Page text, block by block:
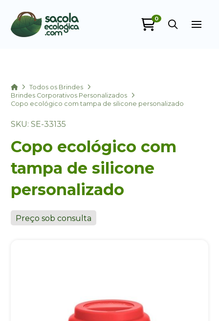
0
HomeTodos os Brindes
Brindes Corporativos Personalizados
Copo ecológico com tampa de silicone personalizado
SKU: SE-33135
Copo ecológico com
tampa de silicone
personalizado
Preço sob consulta
+55